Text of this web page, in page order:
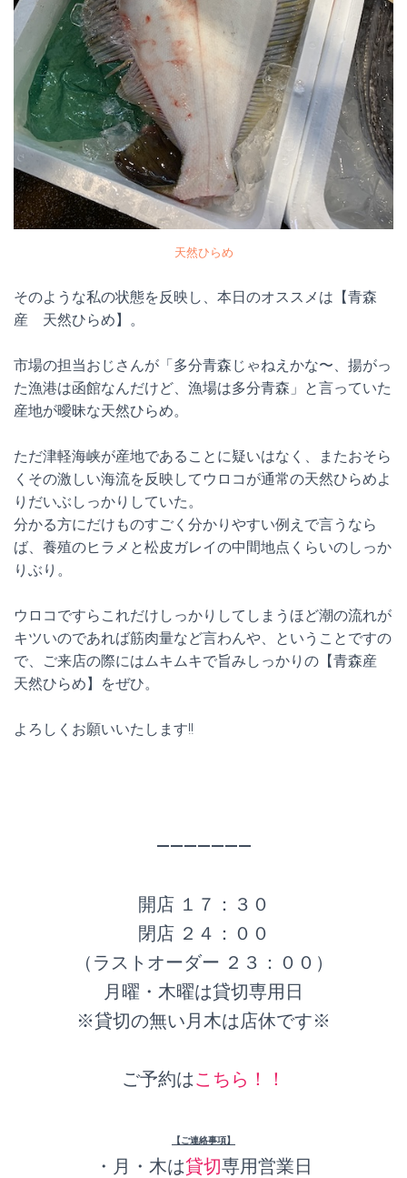
天然ひらめ
そのような私の状態を反映し、本日のオススメは【青森
産 天然ひらめ】。
市場の担当おじさんが「多分青森じゃねえかな〜、揚がっ
た漁港は函館なんだけど、漁場は多分青森」と言っていた
産地が曖昧な天然ひらめ。
ただ津軽海峡が産地であることに疑いはなく、またおそら
くその激しい海流を反映してウロコが通常の天然ひらめよ
りだいぶしっかりしていた。
分かる方にだけものすごく分かりやすい例えで言うなら
ば、養殖のヒラメと松皮ガレイの中間地点くらいのしっか
りぶり。
ウロコですらこれだけしっかりしてしまうほど潮の流れが
キツいのであれば筋肉量など言わんや、ということですの
で、ご来店の際にはムキムキで旨みしっかりの【青森産
天然ひらめ】をぜひ。
よろしくお願いいたします!!
———————
開店 １７：３０
閉店 ２４：００
（ラストオーダー ２３：００）
月曜・木曜は貸切専用日
※貸切の無い月木は店休です※
ご予約はこちら！！
【ご連絡事項】
・月・木は貸切専用営業日